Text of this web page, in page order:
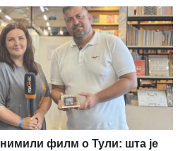
филм о Тули: шта је